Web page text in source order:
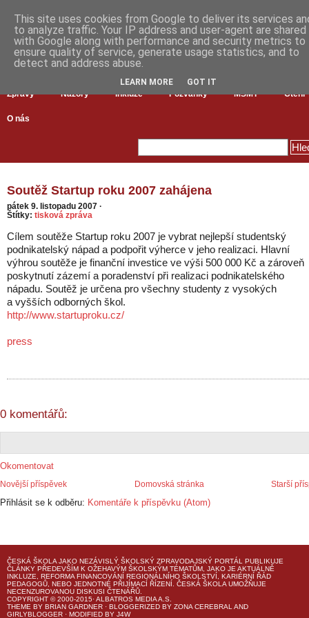
Zprávy Názory Inkluze Pozvánky MŠMT Čtení
O nás
Soutěž Startup roku 2007 zahájena
pátek 9. listopadu 2007 ·
Štítky: tisková zpráva
Cílem soutěže Startup roku 2007 je vybrat nejlepší studentský
podnikatelský nápad a podpořit výherce v jeho realizaci. Hlavní
výhrou soutěže je finanční investice ve výši 500 000 Kč a zároveň
poskytnutí zázemí a poradenství při realizaci podnikatelského
nápadu. Soutěž je určena pro všechny studenty z vysokých
a vyšších odborných škol.
http://www.startuproku.cz/
press
0 komentářů:
Okomentovat
Novější příspěvek Starší
Domovská stránka
Přihlásit se k odběru: Komentáře k příspěvku (Atom)
ČESKÁ ŠKOLA JAKO NEZÁVISLÝ ŠKOLSKÝ ZPRAVODAJSKÝ PORTÁL PUBLIKUJE
ČLÁNKY PŘEDEVŠÍM K OŽEHAVÝM ŠKOLSKÝM TÉMATŮM, JAKO JE AKTUÁLNĚ
INKLUZE, REFORMA FINANCOVÁNÍ REGIONÁLNÍHO ŠKOLSTVÍ, KARIÉRNÍ ŘÁD
PEDAGOGŮ, NEBO JEDNOTNÉ PŘIJÍMACÍ ŘÍZENÍ. ČESKÁ ŠKOLA UMOŽŇUJE
NECENZUROVANOU DISKUSI ČTENÁŘŮ.
COPYRIGHT © 2000-2015· ALBATROS MEDIA A.S.
THEME BY BRIAN GARDNER · BLOGGERIZED BY ZONA CEREBRAL AND
GIRLYBLOGGER · MODIFIED BY J4W
This site uses cookies from Google to deliver its services
to analyze traffic. Your IP address and user-agent are shared
with Google along with performance and security metrics to
ensure quality of service, generate usage statistics, and to
detect and address abuse.
LEARN MORE GOT IT